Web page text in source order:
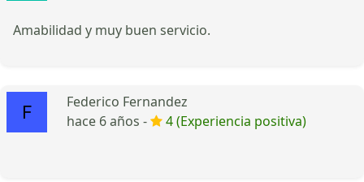
Amabilidad y muy buen servicio.
Federico Fernandez
hace 6 años -
4 (Experiencia positiva)